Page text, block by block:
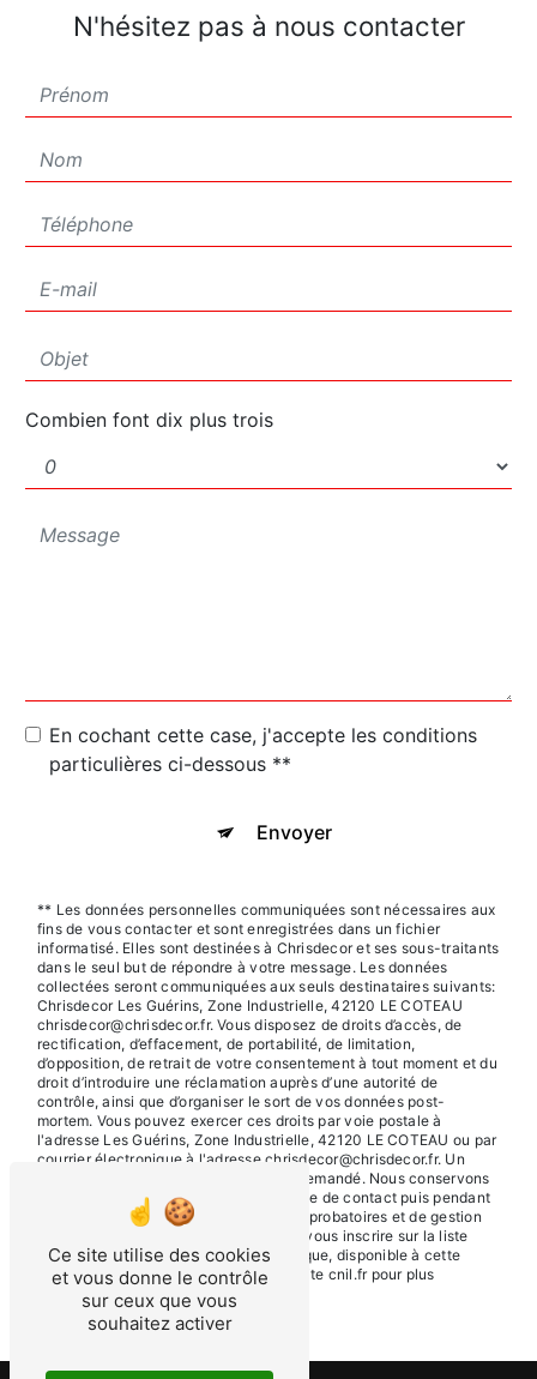
N'hésitez pas à nous contacter
Combien font dix plus trois
En cochant cette case, j'accepte les conditions
particulières ci-dessous **
Envoyer
** Les données personnelles communiquées sont nécessaires aux
fins de vous contacter et sont enregistrées dans un fichier
informatisé. Elles sont destinées à Chrisdecor et ses sous-traitants
dans le seul but de répondre à votre message. Les données
collectées seront communiquées aux seuls destinataires suivants:
Chrisdecor Les Guérins, Zone Industrielle, 42120 LE COTEAU
chrisdecor@chrisdecor.fr. Vous disposez de droits d’accès, de
rectification, d’effacement, de portabilité, de limitation,
d’opposition, de retrait de votre consentement à tout moment et du
droit d’introduire une réclamation auprès d’une autorité de
contrôle, ainsi que d’organiser le sort de vos données post-
mortem. Vous pouvez exercer ces droits par voie postale à
l'adresse Les Guérins, Zone Industrielle, 42120 LE COTEAU ou par
courrier électronique à l'adresse chrisdecor@chrisdecor.fr. Un
justificatif d'identité pourra vous être demandé. Nous conservons
vos données pendant la période de prise de contact puis pendant
la durée de prescription légale aux fins probatoires et de gestion
des contentieux. Vous avez le droit de vous inscrire sur la liste
d'opposition au démarchage téléphonique, disponible à cette
adresse: Bloctel.gouv.fr. Consultez le site cnil.fr pour plus
d’informations sur vos droits.
Ce site utilise des cookies
et vous donne le contrôle
sur ceux que vous
souhaitez activer